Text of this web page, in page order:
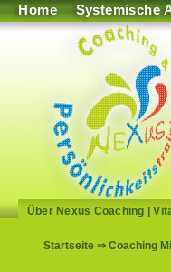
Home Systemische
Über Nexus Coaching |
Startseite ⇒ Coaching